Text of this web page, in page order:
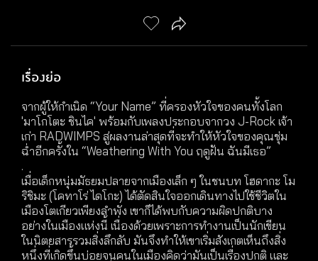
เรื่องย่อ
จากผู้ให้กำเนิด “Your Name” ที่ครองหัวใจของคนทั้งโลก
'มาโกโตะ ชินไค' พร้อมกับเพลงประกอบจากวง J-Rock เจ้า
เก่า RADWIMPS สู่ผลงานล่าสุดที่จะทำให้หัวใจของคุณชุ่ม
ฉ่ำอีกครั้งใน “Weathering With You ฤดูฝัน ฉันมีเธอ”
.
เมื่อเด็กหนุ่มมัธยมปลายจากเมืองเล็ก ๆ ในชนบท โฮดากะ โม
ริชิมะ (โคทาโร่ ไดโกะ) ได้ตัดสินใจออกเดินทางไปใช้ชีวิตใน
เมืองโตเกียวเพียงลำพัง เขาก็ได้พบกับความผิดปกติบาง
อย่างในเมืองแห่งนี้ เนื่องด้วยเพราะการทำงานเป็นนักเขียน
ในนิตยสารรวมสิ่งลึกลับ มันจึงทำให้เขาเริ่มสังเกตเห็นถึงสิ่ง
หนึ่งที่เกิดขึ้นบ่อยจนคนในเมืองคิดว่ามันเป็นเรื่องปกติ และ